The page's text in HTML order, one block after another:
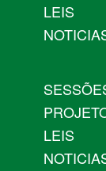
LEIS
LEIS